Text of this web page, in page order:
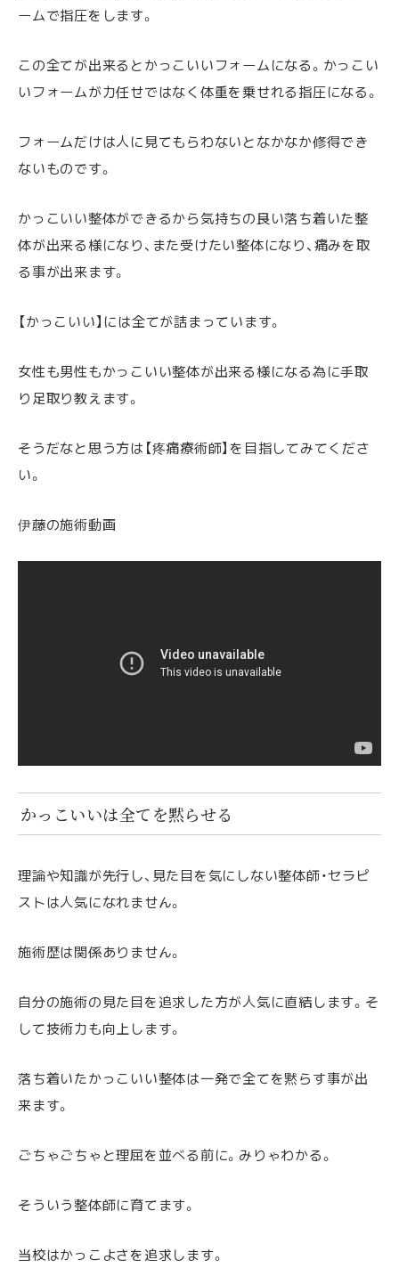
ームで指圧をします。
この全てが出来るとかっこいいフォームになる。かっこい
いフォームが力任せではなく体重を乗せれる指圧になる。
フォームだけは人に見てもらわないとなかなか修得でき
ないものです。
かっこいい整体ができるから気持ちの良い落ち着いた整
体が出来る様になり、また受けたい整体になり、痛みを取
る事が出来ます。
【かっこいい】には全てが詰まっています。
女性も男性もかっこいい整体が出来る様になる為に手取
り足取り教えます。
そうだなと思う方は【疼痛療術師】を目指してみてくださ
い。
伊藤の施術動画
かっこいいは全てを黙らせる
理論や知識が先行し、見た目を気にしない整体師・セラピ
ストは人気になれません。
施術歴は関係ありません。
自分の施術の見た目を追求した方が人気に直結します。そ
して技術力も向上します。
落ち着いたかっこいい整体は一発で全てを黙らす事が出
来ます。
ごちゃごちゃと理屈を並べる前に。みりゃわかる。
そういう整体師に育てます。
当校はかっこよさを追求します。